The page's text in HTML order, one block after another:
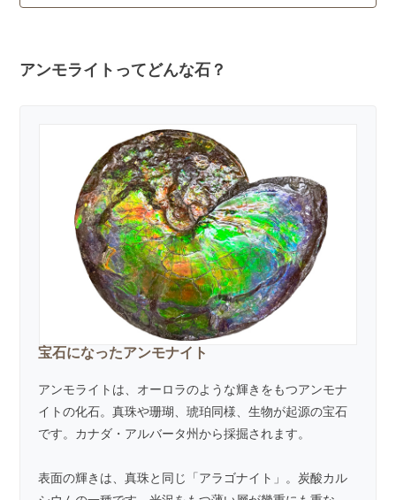
アンモライトってどんな石？
宝石になったアンモナイト
アンモライトは、オーロラのような輝きをもつアンモナ
イトの化石。真珠や珊瑚、琥珀同様、生物が起源の宝石
です。カナダ・アルバータ州から採掘されます。
表面の輝きは、真珠と同じ「アラゴナイト」。炭酸カル